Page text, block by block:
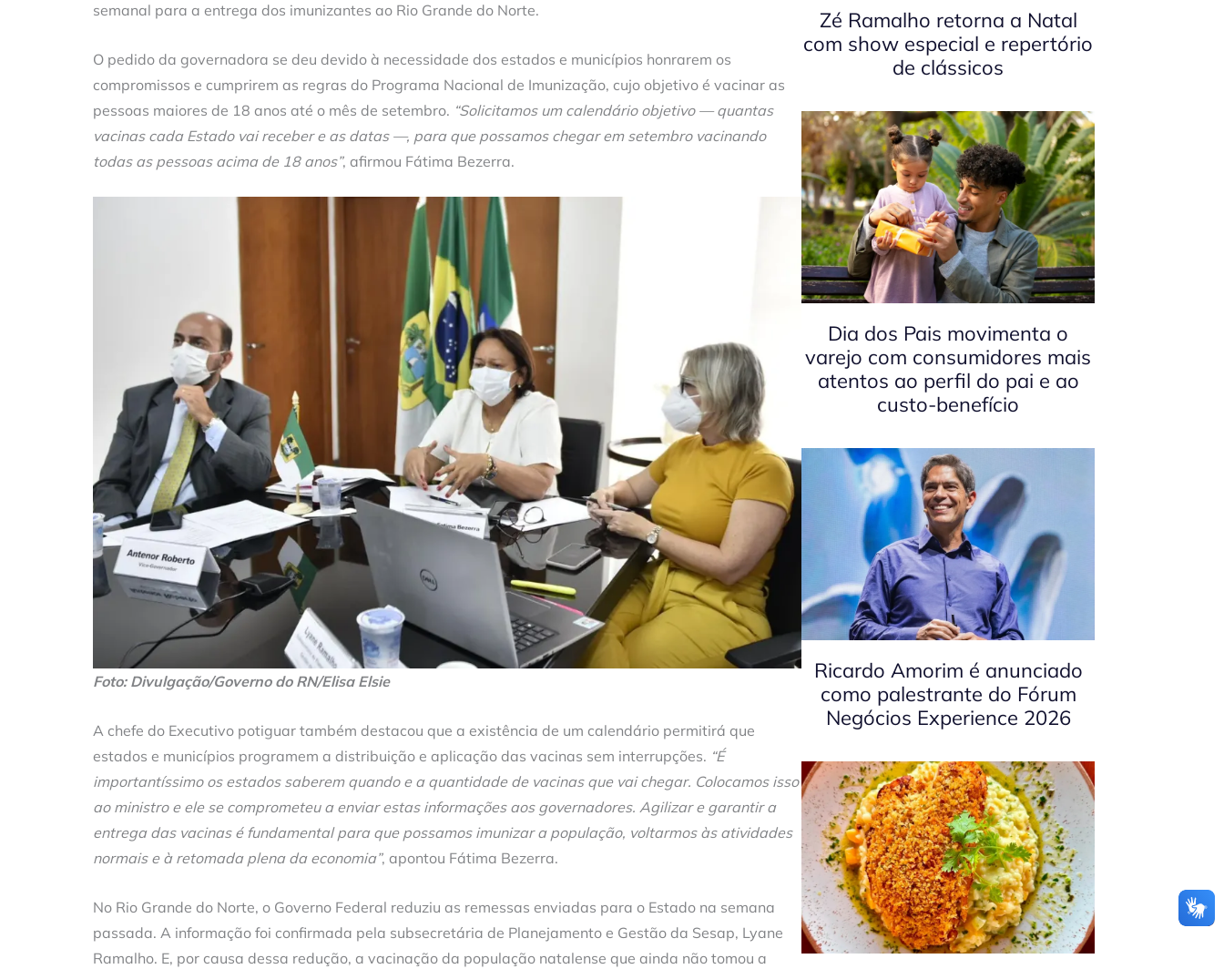
semanal para a entrega dos imunizantes ao Rio Grande do Norte.
O pedido da governadora se deu devido à necessidade dos estados e municípios honrarem os
compromissos e cumprirem as regras do Programa Nacional de Imunização, cujo objetivo é vacinar as
pessoas maiores de 18 anos até o mês de setembro. “Solicitamos um calendário objetivo — quantas
vacinas cada Estado vai receber e as datas —, para que possamos chegar em setembro vacinando
todas as pessoas acima de 18 anos”, afirmou Fátima Bezerra.
Foto: Divulgação/Governo do RN/Elisa Elsie
A chefe do Executivo potiguar também destacou que a existência de um calendário permitirá que
estados e municípios programem a distribuição e aplicação das vacinas sem interrupções. “É
importantíssimo os estados saberem quando e a quantidade de vacinas que vai chegar. Colocamos isso
ao ministro e ele se comprometeu a enviar estas informações aos governadores. Agilizar e garantir a
entrega das vacinas é fundamental para que possamos imunizar a população, voltarmos às atividades
normais e à retomada plena da economia”, apontou Fátima Bezerra.
No Rio Grande do Norte, o Governo Federal reduziu as remessas enviadas para o Estado na semana
passada. A informação foi confirmada pela subsecretária de Planejamento e Gestão da Sesap, Lyane
Ramalho. E, por causa dessa redução, a vacinação da população natalense que ainda não tomou a
Zé Ramalho retorna a Natal
com show especial e repertório
de clássicos
Dia dos Pais movimenta o
varejo com consumidores mais
atentos ao perfil do pai e ao
custo-benefício
Ricardo Amorim é anunciado
como palestrante do Fórum
Negócios Experience 2026